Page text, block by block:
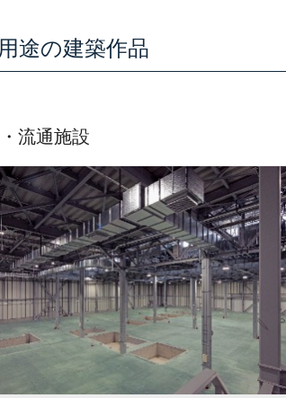
途の建築作品
流通施設